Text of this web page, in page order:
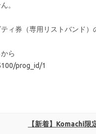
。
券（専用リストバンド）
ら
prog_id/1
【新着】Komachi限